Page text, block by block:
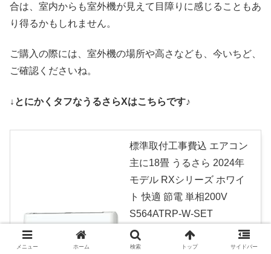
合は、室内からも室外機が見えて目障りに感じることもあ
り得るかもしれません。
ご購入の際には、室外機の場所や高さなども、今いちど、
ご確認くださいね。
↓とにかくタフなうるさらXはこちらです♪
標準取付工事費込 エアコン
主に18畳 うるさら 2024年
モデル RXシリーズ ホワイ
ト 快適 節電 単相200V
S564ATRP-W-SET
ノーブランド品
メニュー ホーム 検索 トップ サイドバー